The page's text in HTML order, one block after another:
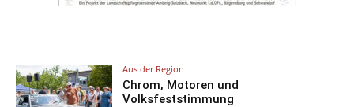
Aus der Region
Chrom, Motoren und
Volksfeststimmung